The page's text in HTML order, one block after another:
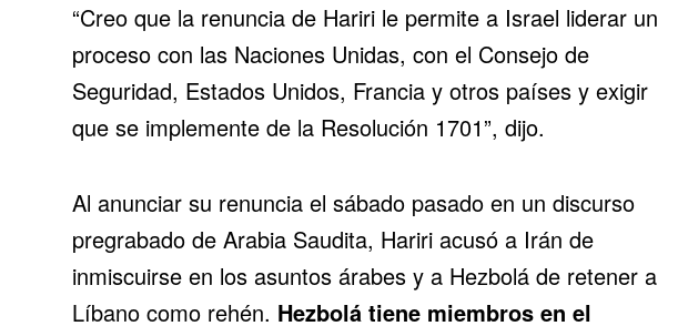
“Creo que la renuncia de Hariri le permite a Israel liderar un
proceso con las Naciones Unidas, con el Consejo de
Seguridad, Estados Unidos, Francia y otros países y exigir
que se implemente de la Resolución 1701”, dijo.
Al anunciar su renuncia el sábado pasado en un discurso
pregrabado de Arabia Saudita, Hariri acusó a Irán de
inmiscuirse en los asuntos árabes y a Hezbolá de retener a
Líbano como rehén. Hezbolá tiene miembros en el